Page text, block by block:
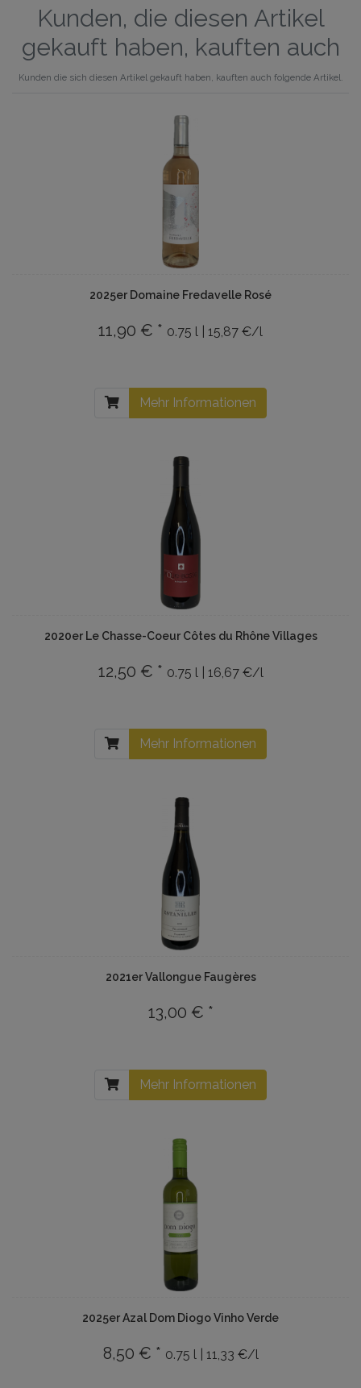
Kunden, die diesen Artikel
gekauft haben, kauften auch
Kunden die sich diesen Artikel gekauft haben, kauften auch folgende Artikel.
2025er Domaine Fredavelle Rosé
11,90 € * 0.75 l | 15,87 €/l
Mehr Informationen
2020er Le Chasse-Coeur Côtes du Rhône Villages
12,50 € * 0.75 l | 16,67 €/l
Mehr Informationen
2021er Vallongue Faugères
13,00 € *
Mehr Informationen
2025er Azal Dom Diogo Vinho Verde
8,50 € * 0.75 l | 11,33 €/l